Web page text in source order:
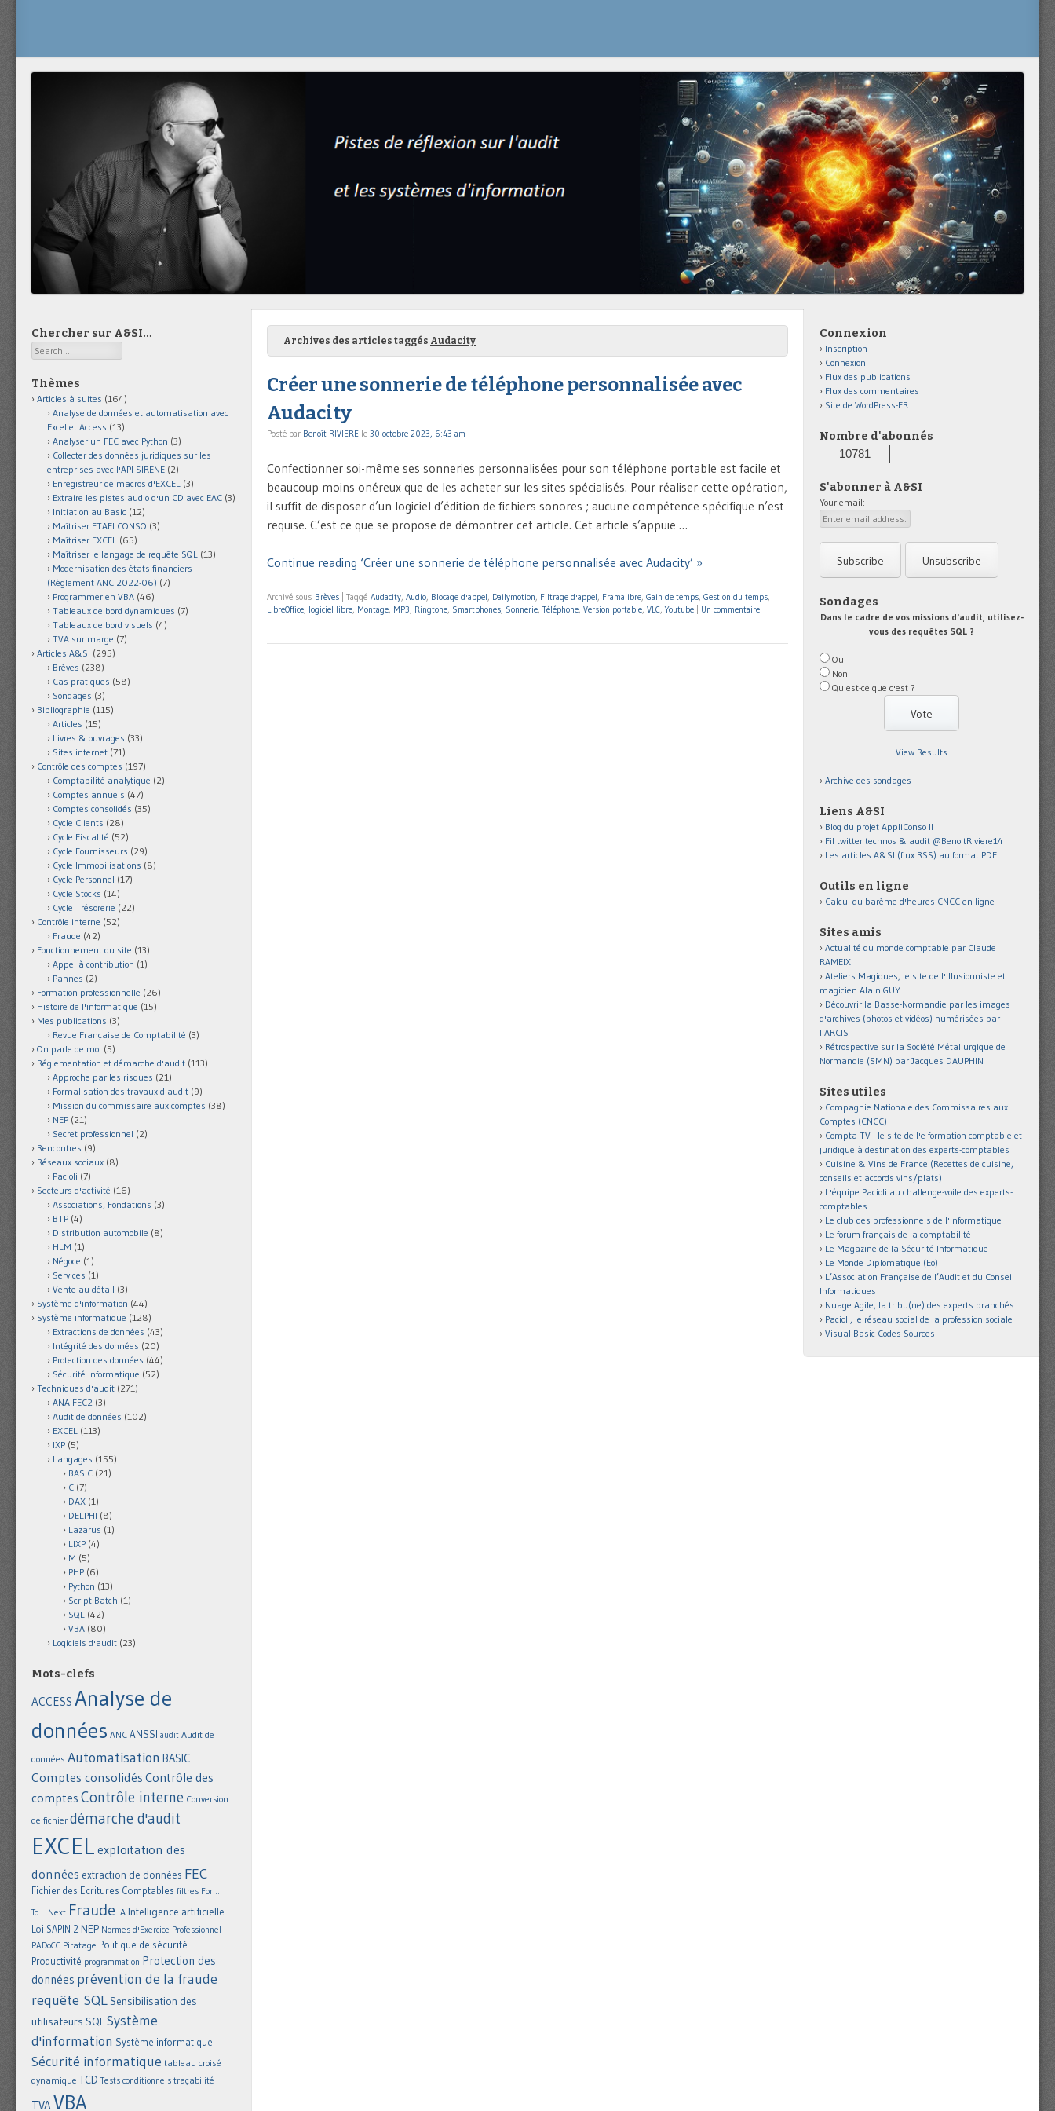
Archives des articles taggés Audacity
Créer une sonnerie de téléphone personnalisée avec
Audacity
Posté par Benoît RIVIERE le 30 octobre 2023, 6:43 am
Confectionner soi-même ses sonneries personnalisées pour son téléphone portable est facile et
beaucoup moins onéreux que de les acheter sur les sites spécialisés. Pour réaliser cette opération,
il suffit de disposer d’un logiciel d’édition de fichiers sonores ; aucune compétence spécifique n’est
requise. C’est ce que se propose de démontrer cet article. Cet article s’appuie …
Continue reading ‘Créer une sonnerie de téléphone personnalisée avec Audacity’ »
Archivé sous Brèves Taggé Audacity, Audio, Blocage d'appel, Dailymotion, Filtrage d'appel, Framalibre, Gain de temps, Gestion du temps,
LibreOffice, logiciel libre, Montage, MP3, Ringtone, Smartphones, Sonnerie, Téléphone, Version portable, VLC,Youtube Un commentaire
Chercher sur A&SI…
Search
Thèmes
Articles à suites (164)
Analyse de données et automatisation avec
Excel et Access (13)
Analyser un FEC avec Python (3)
Collecter des données juridiques sur les
entreprises avec l'API SIRENE (2)
Enregistreur de macros d'EXCEL (3)
Extraire les pistes audio d'un CD avec EAC (3)
Initiation au Basic (12)
Maîtriser ETAFI CONSO (3)
Maîtriser EXCEL (65)
Maîtriser le langage de requête SQL (13)
Modernisation des états financiers
(Règlement ANC 2022-06) (7)
Programmer en VBA (46)
Tableaux de bord dynamiques (7)
Tableaux de bord visuels (4)
TVA sur marge (7)
Articles A&SI (295)
Brèves (238)
Cas pratiques (58)
Sondages (3)
Bibliographie (115)
Articles (15)
Livres & ouvrages (33)
Sites internet (71)
Contrôle des comptes (197)
Comptabilité analytique (2)
Comptes annuels (47)
Comptes consolidés (35)
Cycle Clients (28)
Cycle Fiscalité (52)
Cycle Fournisseurs (29)
Cycle Immobilisations (8)
Cycle Personnel (17)
Cycle Stocks (14)
Cycle Trésorerie (22)
Contrôle interne (52)
Fraude (42)
Fonctionnement du site (13)
Appel à contribution (1)
Pannes (2)
Formation professionnelle (26)
Histoire de l'informatique (15)
Mes publications (3)
Revue Française de Comptabilité (3)
On parle de moi (5)
Réglementation et démarche d'audit (113)
Approche par les risques (21)
Formalisation des travaux d'audit (9)
Mission du commissaire aux comptes (38)
NEP (21)
Secret professionnel (2)
Rencontres (9)
Réseaux sociaux (8)
Pacioli (7)
Secteurs d'activité (16)
Associations, Fondations (3)
BTP (4)
Distribution automobile (8)
HLM (1)
Négoce (1)
Services (1)
Vente au détail (3)
Système d'information (44)
Système informatique (128)
Extractions de données (43)
Intégrité des données (20)
Protection des données (44)
Sécurité informatique (52)
Techniques d'audit (271)
ANA-FEC2 (3)
Audit de données (102)
EXCEL (113)
IXP (5)
Langages (155)
BASIC (21)
C (7)
DAX (1)
DELPHI (8)
Lazarus (1)
LIXP (4)
M (5)
PHP (6)
Python (13)
Script Batch (1)
SQL (42)
VBA (80)
Logiciels d'audit (23)
Mots-clefs
ACCESS Analyse de
données ANC ANSSI audit Audit de
données Automatisation BASIC
Comptes consolidés Contrôle des
comptes Contrôle interne Conversion
de fichier démarche d'audit
EXCEL exploitation des
données extraction de données FEC
Fichier des Ecritures Comptables filtres For...
To... Next Fraude IA Intelligence artificielle
Loi SAPIN 2 NEP Normes d'Exercice Professionnel
PADoCC Piratage Politique de sécurité
Productivité programmation Protection des
données prévention de la fraude
requête SQL Sensibilisation des
utilisateurs SQLSystème
d'information Système informatique
Sécurité informatique tableau croisé
dynamique TCD Tests conditionnels traçabilité
TVAVBA
Connexion
Inscription
Connexion
Flux des publications
Flux des commentaires
Site de WordPress-FR
Nombre d'abonnés
10781
S'abonner à A&SI
Your email:
Sondages
Dans le cadre de vos missions d'audit, utilisez-
vous des requêtes SQL ?
Oui
Non
Qu'est-ce que c'est ?
View Results
Archive des sondages
Liens A&SI
Blog du projet AppliConso II
Fil twitter technos & audit @BenoitRiviere14
Les articles A&SI (flux RSS) au format PDF
Outils en ligne
Calcul du barème d'heures CNCC en ligne
Sites amis
Actualité du monde comptable par Claude
RAMEIX
Ateliers Magiques, le site de l'illusionniste et
magicien Alain GUY
Découvrir la Basse-Normandie par les images
d'archives (photos et vidéos) numérisées par
l'ARCIS
Rétrospective sur la Société Métallurgique de
Normandie (SMN) par Jacques DAUPHIN
Sites utiles
Compagnie Nationale des Commissaires aux
Comptes (CNCC)
Compta-TV : le site de l'e-formation comptable et
juridique à destination des experts-comptables
Cuisine & Vins de France (Recettes de cuisine,
conseils et accords vins/plats)
L'équipe Pacioli au challenge-voile des experts-
comptables
Le club des professionnels de l'informatique
Le forum français de la comptabilité
Le Magazine de la Sécurité Informatique
Le Monde Diplomatique (Eo)
L’Association Française de l’Audit et du Conseil
Informatiques
Nuage Agile, la tribu(ne) des experts branchés
Pacioli, le réseau social de la profession sociale
Visual Basic Codes Sources